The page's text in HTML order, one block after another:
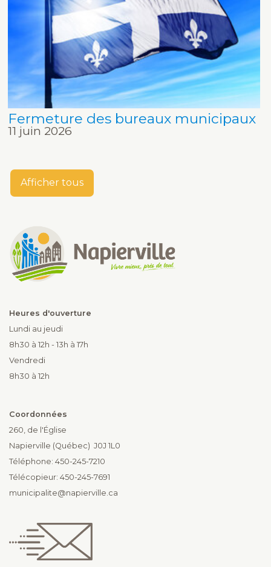
Fermeture des bureaux municipaux
11 juin 2026
Afficher tous
Heures d'ouverture
Lundi au jeudi
8h30 à 12h - 13h à 17h
Vendredi
8h30 à 12h
Coordonnées
260, de l'Église
Napierville (Québec) J0J 1L0
Téléphone: 450-245-7210
Télécopieur: 450-245-7691
municipalite@napierville.ca